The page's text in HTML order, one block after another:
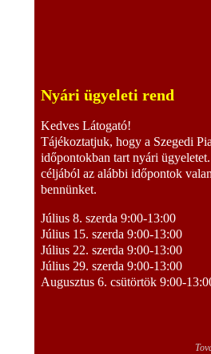
Nyári ügyeleti rend
Kedves Látogató!
Tájékoztatjuk, hogy a Szegedi
időpontokban tart nyári
céljából az alábbi időpontok
bennünket.
Július 8. szerda 9:00-13:00
Július 15. szerda 9:00-13:00
Július 22. szerda 9:00-13:00
Július 29. szerda 9:00-13:00
Augusztus 6. csütörtök 9:00-